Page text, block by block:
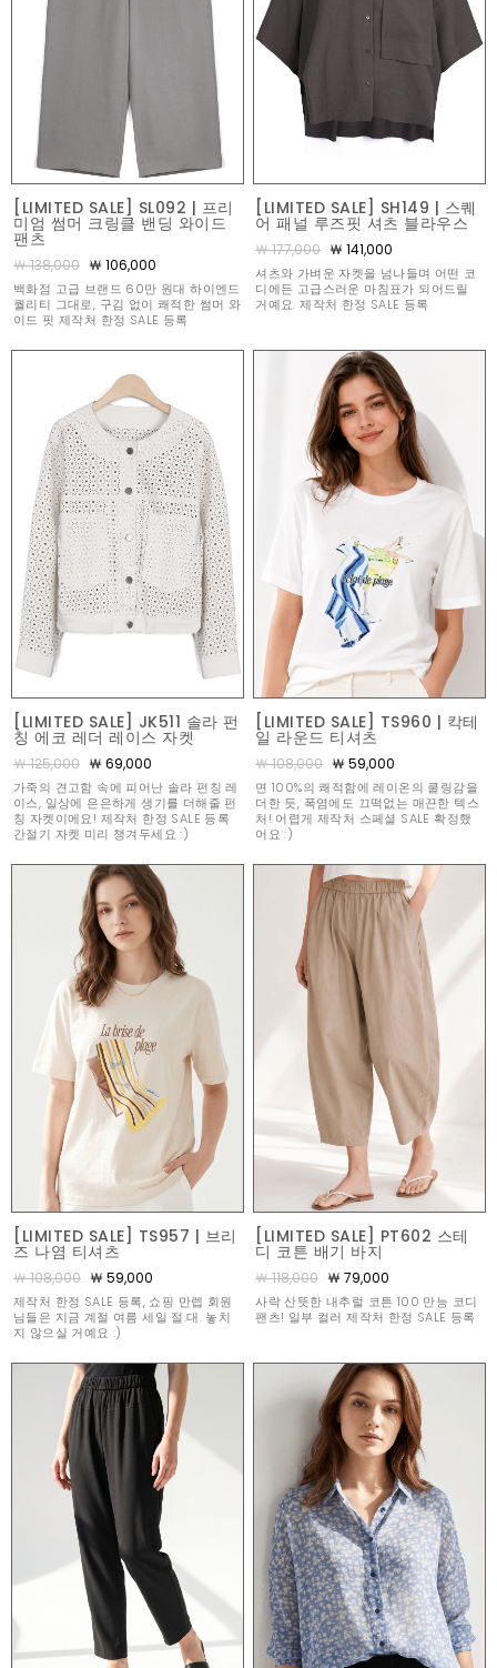
[LIMITED SALE] SL092 | 프리
미엄 썸머 크링클 밴딩 와이드
팬츠
￦ 138,000 ￦ 106,000
백화점 고급 브랜드 60만 원대 하이엔드
퀄리티 그대로, 구김 없이 쾌적한 썸머 와
이드 핏 제작처 한정 SALE 등록
[LIMITED SALE] SH149 | 스퀘
어 패널 루즈핏 셔츠 블라우스
￦ 177,000 ￦ 141,000
셔츠와 가벼운 자켓을 넘나들며 어떤 코
디에든 고급스러운 마침표가 되어드릴
거예요. 제작처 한정 SALE 등록
[LIMITED SALE] JK511 솔라 펀
칭 에코 레더 레이스 자켓
￦ 125,000 ￦ 69,000
가죽의 견고함 속에 피어난 솔라 펀칭 레
이스, 일상에 은은하게 생기를 더해줄 펀
칭 자켓이에요! 제작처 한정 SALE 등록
간절기 자켓 미리 챙겨두세요 :)
[LIMITED SALE] TS960 | 칵테
일 라운드 티셔츠
￦ 108,000 ￦ 59,000
면 100%의 쾌적함에 레이온의 쿨링감을
더한 듯, 폭염에도 끄떡없는 매끈한 텍스
처! 어렵게 제작처 스페셜 SALE 확정했
어요 :)
[LIMITED SALE] TS957 | 브리
즈 나염 티셔츠
￦ 108,000 ￦ 59,000
제작처 한정 SALE 등록, 쇼핑 만렙 회원
님들은 지금 계절 여름 세일 절.대. 놓치
지 않으실 거예요 :)
[LIMITED SALE] PT602 스테
디 코튼 배기 바지
￦ 118,000 ￦ 79,000
사락 산뜻한 내추럴 코튼 100 만능 코디
팬츠! 일부 컬러 제작처 한정 SALE 등록